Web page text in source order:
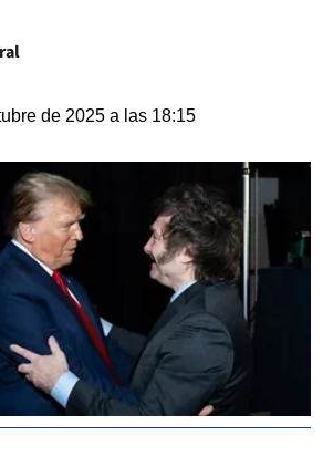
de 2025 a las 18:15